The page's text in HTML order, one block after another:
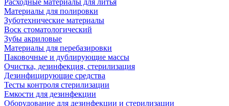
Расходные материалы для литья
Материалы для полировки
Зуботехнические материалы
Воск стоматологический
Зубы акриловые
Материалы для перебазировки
Паковочные и дублирующие массы
Очистка, дезинфекция, стерилизация
Дезинфицирующие средства
Тесты контроля стерилизации
Емкости для дезинфекции
Оборудование для дезинфекции и стерилизации